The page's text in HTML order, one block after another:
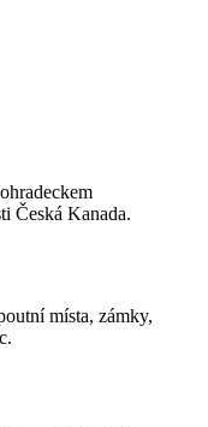
Česká Kanada.
místa, zámky,